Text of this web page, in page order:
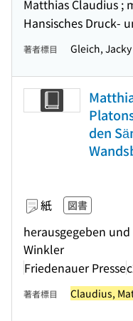
Matthias Claudius ;
Hansisches Druck-
著者標目 Gleich, Jacky
den
紙 図書
herausgegeben
Winkler
Friedenauer Presse
著者標目 Claudius,